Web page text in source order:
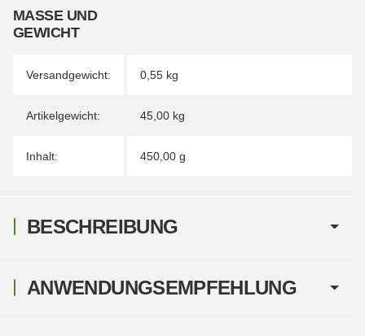
MASSE UND G
EWICHT
Versandgewicht: 0,55 kg
Artikelgewicht: 45,00 kg
Inhalt: 450,00 g
BESCHREIBUNG
ANWENDUNGSEMPFEHLUNG